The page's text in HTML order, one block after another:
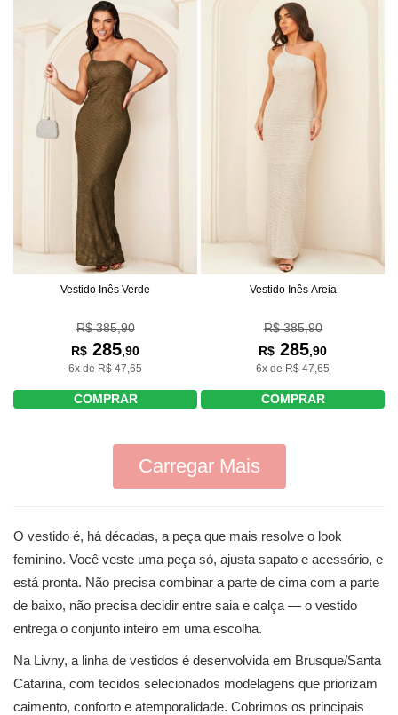
Vestido Inês Verde
R$ 385,90
R$ 285,90
6x de R$ 47,65
COMPRAR
Vestido Inês Areia
R$ 385,90
R$ 285,90
6x de R$ 47,65
COMPRAR
Carregar Mais
O vestido é, há décadas, a peça que mais resolve o look
feminino. Você veste uma peça só, ajusta sapato e acessório, e
está pronta. Não precisa combinar a parte de cima com a parte
de baixo, não precisa decidir entre saia e calça — o vestido
entrega o conjunto inteiro em uma escolha.
Na Livny, a linha de vestidos é desenvolvida em Brusque/Santa
Catarina, com tecidos selecionados modelagens que priorizam
caimento, conforto e atemporalidade. Cobrimos os principais